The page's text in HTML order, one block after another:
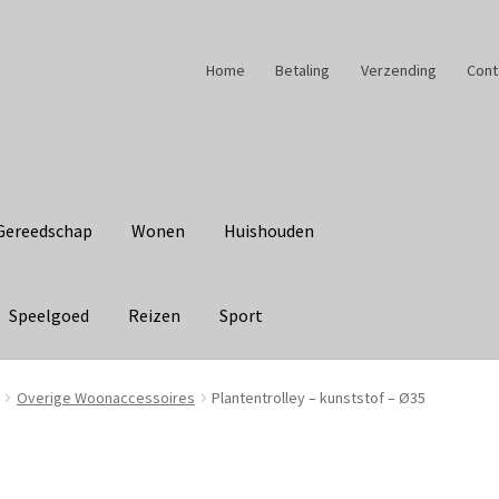
Home Betaling Verzending
Wonen Huishouden
Speelgoed Reizen Sport
Overige Woonaccessoires Plantentrolley – kunststof – Ø35